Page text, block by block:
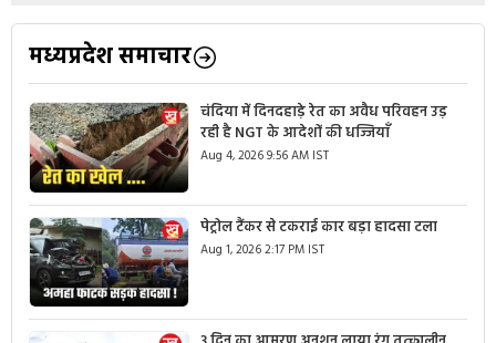
मध्यप्रदेश समाचार
चंदिया में दिनदहाड़े रेत का अवैध परिवहन उड़
रही है NGT के आदेशों की धज्जियाँ
Aug 4, 2026 9:56 AM IST
पेट्रोल टैंकर से टकराई कार बड़ा हादसा टला
Aug 1, 2026 2:17 PM IST